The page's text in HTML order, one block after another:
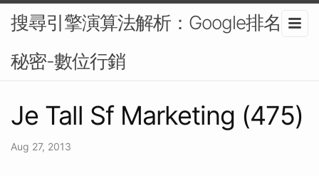
搜尋引擎演算法解析：Google排名的
秘密-數位行銷
Je Tall Sf Marketing (475)
Aug 27, 2013